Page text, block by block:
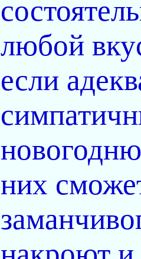
любой
если
них